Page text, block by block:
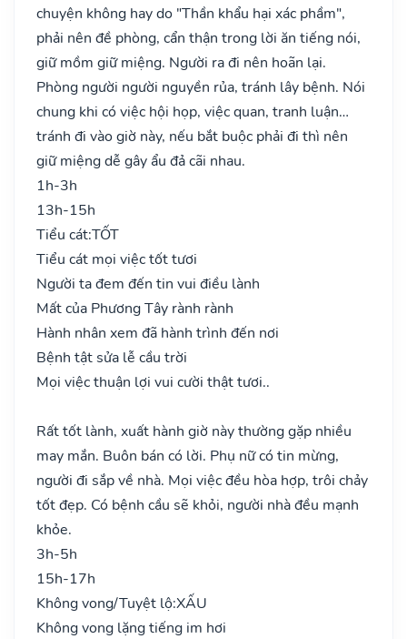
chuyện không hay do "Thần khẩu hại xác phầm",
phải nên đề phòng, cẩn thận trong lời ăn tiếng nói,
giữ mồm giữ miệng. Người ra đi nên hoãn lại.
Phòng người người nguyền rủa, tránh lây bệnh. Nói
chung khi có việc hội họp, việc quan, tranh luận…
tránh đi vào giờ này, nếu bắt buộc phải đi thì nên
giữ miệng dễ gây ẩu đả cãi nhau.
1h-3h
13h-15h
Tiểu cát:TỐT
Tiểu cát mọi việc tốt tươi
Người ta đem đến tin vui điều lành
Mất của Phương Tây rành rành
Hành nhân xem đã hành trình đến nơi
Bệnh tật sửa lễ cầu trời
Mọi việc thuận lợi vui cười thật tươi..
Rất tốt lành, xuất hành giờ này thường gặp nhiều
may mắn. Buôn bán có lời. Phụ nữ có tin mừng,
người đi sắp về nhà. Mọi việc đều hòa hợp, trôi chảy
tốt đẹp. Có bệnh cầu sẽ khỏi, người nhà đều mạnh
khỏe.
3h-5h
15h-17h
Không vong/Tuyệt lộ:XẤU
Không vong lặng tiếng im hơi